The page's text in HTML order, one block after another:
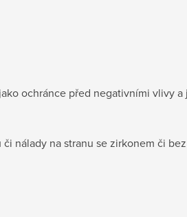
ochránce před negativními vlivy a
nálady na stranu se zirkonem či